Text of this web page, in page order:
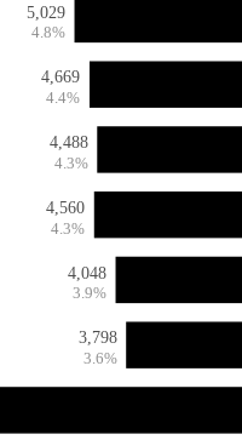
5,029
4.8%
4,669
4.4%
4,488
4.3%
4,560
4.3%
4,048
3.9%
3,798
3.6%